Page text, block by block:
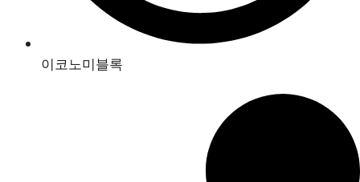
이코노미블록